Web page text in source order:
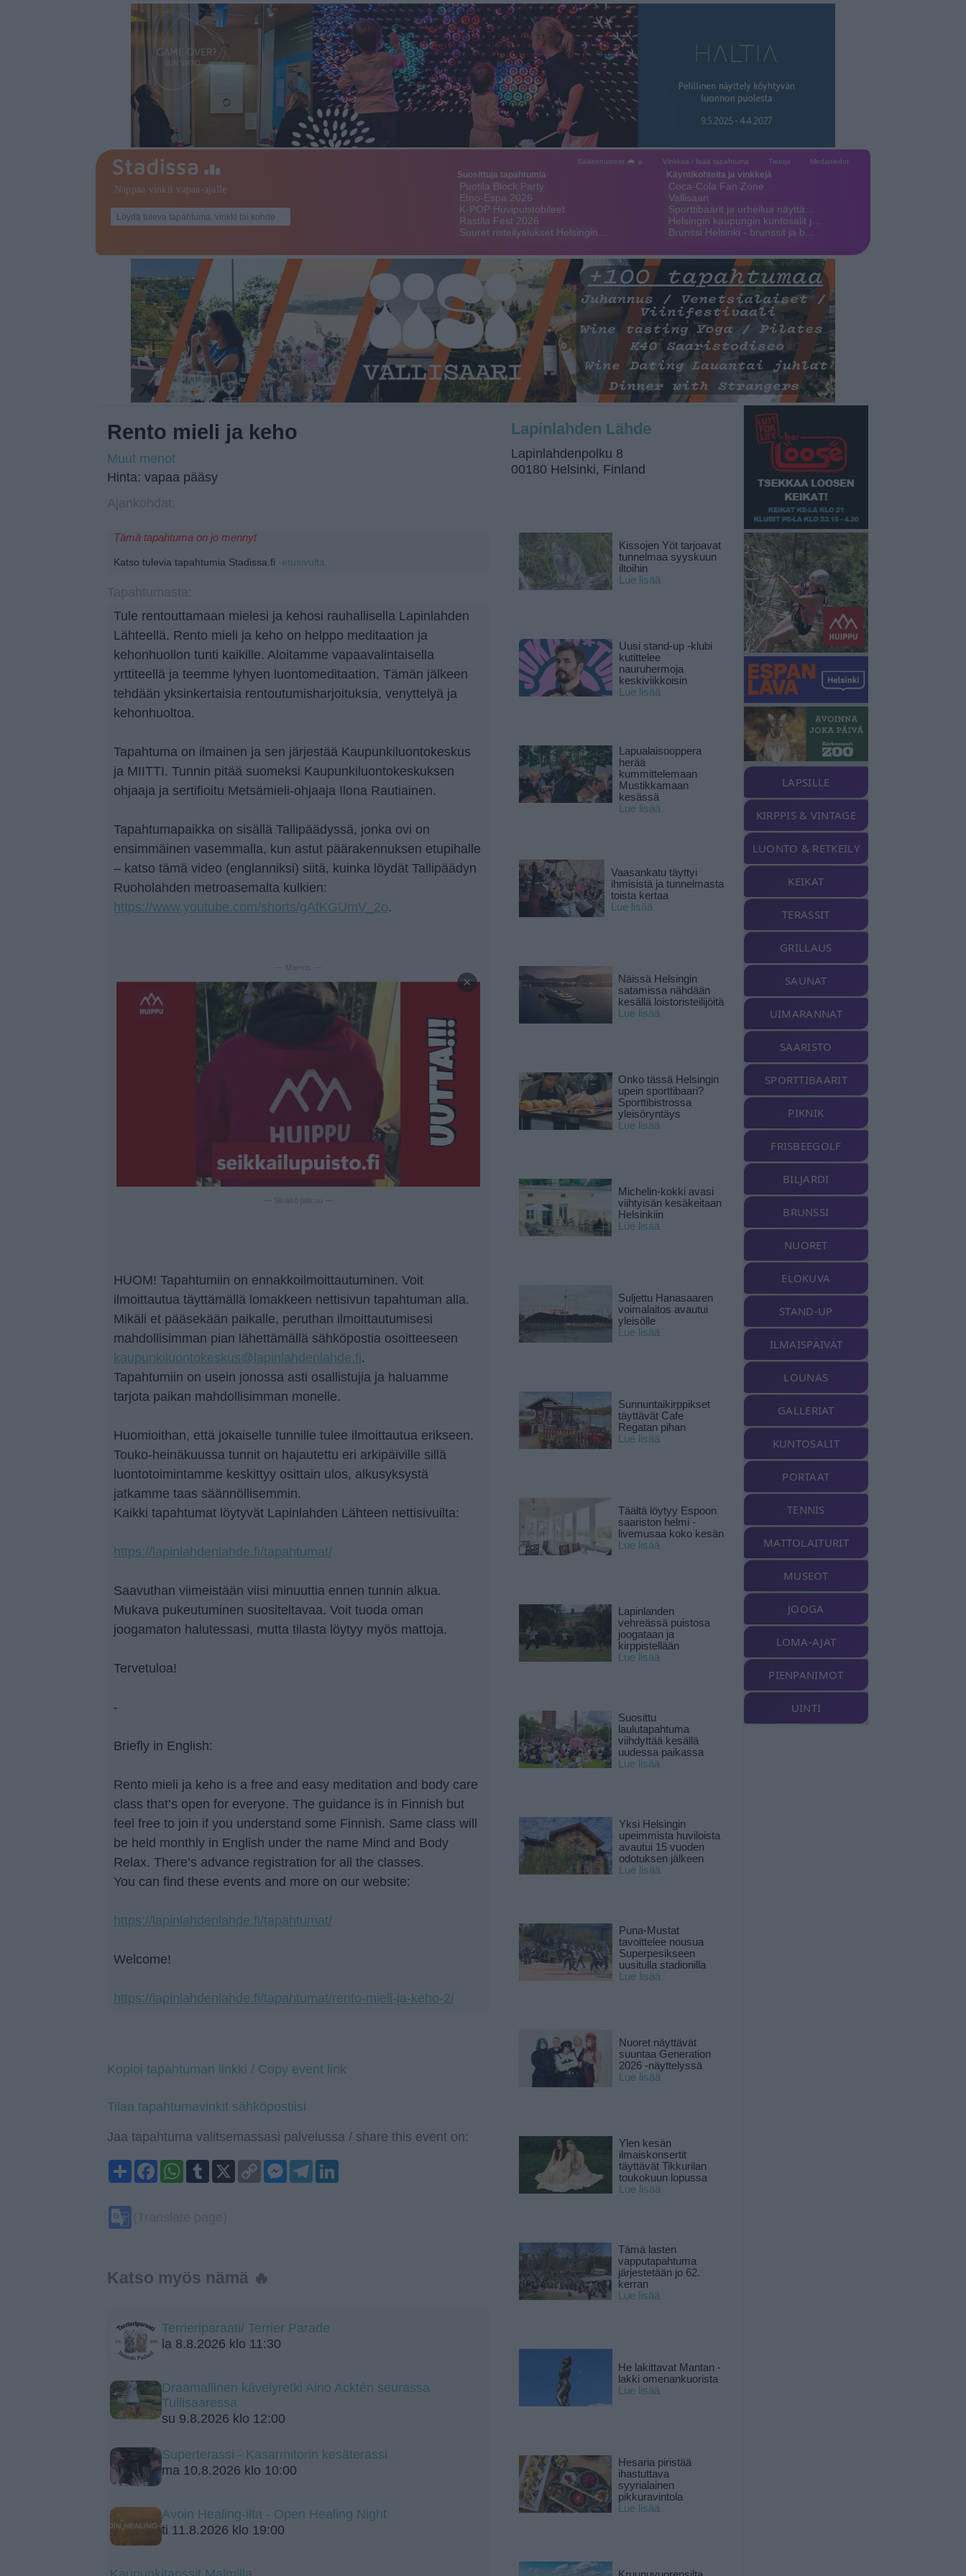
Sääennusteet 🌧 ☼ Vinkkaa / lisää tapahtuma Tietoja Mediatiedot
Suosittuja tapahtumia
Puotila Block Party
Etno-Espa 2026
K-POP Huvipuistobileet
Rastila Fest 2026
Suuret risteilyalukset Helsingin…
Käyntikohteita ja vinkkejä
Coca-Cola Fan Zone
Vallisaari
Sporttibaarit ja urheilua näyttä…
Helsingin kaupungin kuntosalit j…
Brunssi Helsinki - brunssit ja b…
Rento mieli ja keho
Muut menot
Hinta: vapaa pääsy
Tämä tapahtuma on jo mennyt
Katso tulevia tapahtumia Stadissa.fi -etusivulta.
Tule rentouttamaan mielesi ja kehosi rauhallisella Lapinlahden
Lähteellä. Rento mieli ja keho on helppo meditaation ja
kehonhuollon tunti kaikille. Aloitamme vapaavalintaisella
yrttiteellä ja teemme lyhyen luontomeditaation. Tämän jälkeen
tehdään yksinkertaisia rentoutumisharjoituksia, venyttelyä ja
kehonhuoltoa.
Tapahtuma on ilmainen ja sen järjestää Kaupunkiluontokeskus
ja MIITTI. Tunnin pitää suomeksi Kaupunkiluontokeskuksen
ohjaaja ja sertifioitu Metsämieli-ohjaaja Ilona Rautiainen.
Tapahtumapaikka on sisällä Tallipäädyssä, jonka ovi on
ensimmäinen vasemmalla, kun astut päärakennuksen etupihalle
– katso tämä video (englanniksi) siitä, kuinka löydät Tallipäädyn
Ruoholahden metroasemalta kulkien:
https://www.youtube.com/shorts/gAfKGUmV_2o.
— Mainos —
×
HUOM! Tapahtumiin on ennakkoilmoittautuminen. Voit
ilmoittautua täyttämällä lomakkeen nettisivun tapahtuman alla.
Mikäli et pääsekään paikalle, peruthan ilmoittautumisesi
mahdollisimman pian lähettämällä sähköpostia osoitteeseen
kaupunkiluontokeskus@lapinlahdenlahde.fi.
Tapahtumiin on usein jonossa asti osallistujia ja haluamme
tarjota paikan mahdollisimman monelle.
Huomioithan, että jokaiselle tunnille tulee ilmoittautua erikseen.
Touko-heinäkuussa tunnit on hajautettu eri arkipäiville sillä
luontotoimintamme keskittyy osittain ulos, alkusyksystä
jatkamme taas säännöllisemmin.
Kaikki tapahtumat löytyvät Lapinlahden Lähteen nettisivuilta:
https://lapinlahdenlahde.fi/tapahtumat/
Saavuthan viimeistään viisi minuuttia ennen tunnin alkua.
Mukava pukeutuminen suositeltavaa. Voit tuoda oman
joogamaton halutessasi, mutta tilasta löytyy myös mattoja.
Tervetuloa!
-
Briefly in English:
Rento mieli ja keho is a free and easy meditation and body care
class that’s open for everyone. The guidance is in Finnish but
feel free to join if you understand some Finnish. Same class will
be held monthly in English under the name Mind and Body
Relax. There’s advance registration for all the classes.
You can find these events and more on our website:
https://lapinlahdenlahde.fi/tapahtumat/
Welcome!
https://lapinlahdenlahde.fi/tapahtumat/rento-mieli-ja-keho-2/
Kopioi tapahtuman linkki / Copy event link
Tilaa tapahtumavinkit sähköpostiisi
Jaa tapahtuma valitsemassasi palvelussa / share this event on:
ShareFacebookWhatsApp
Tumblr
X
Copy
Link
Messenger
Telegram
Katso myös nämä 🔥
Terrieriparaati/ Terrier Parade
la 8.8.2026 klo 11:30
Draamallinen kävelyretki Aino Acktén seurassa
Tullisaaressa
su 9.8.2026 klo 12:00
Superterassi - Kasarmitorin kesäterassi
ma 10.8.2026 klo 10:00
Avoin Healing-ilta - Open Healing Night
ti 11.8.2026 klo 19:00
Lapinlahden Lähde
Lapinlahdenpolku 8
00180 Helsinki, Finland
Kissojen Yöt tarjoavat
tunnelmaa syyskuun
iltoihin
Lue lisää
Uusi stand-up -klubi
kutittelee
nauruhermoja
keskiviikkoisin
Lue lisää
Lapualaisooppera
herää
kummittelemaan
Mustikkamaan
kesässä
Lue lisää
Vaasankatu täyttyi
ihmisistä ja tunnelmasta
toista kertaa
Lue lisää
Näissä Helsingin
satamissa nähdään
kesällä loistoristeilijöitä
Lue lisää
Onko tässä Helsingin
upein sporttibaari?
Sporttibistrossa
yleisöryntäys
Lue lisää
Michelin-kokki avasi
viihtyisän kesäkeitaan
Helsinkiin
Lue lisää
Suljettu Hanasaaren
voimalaitos avautui
yleisölle
Lue lisää
Sunnuntaikirppikset
täyttävät Cafe
Regatan pihan
Lue lisää
Täältä löytyy Espoon
saariston helmi -
livemusaa koko kesän
Lue lisää
Lapinlanden
vehreässä puistosa
joogataan ja
kirppistellään
Lue lisää
Suosittu
laulutapahtuma
viihdyttää kesällä
uudessa paikassa
Lue lisää
Yksi Helsingin
upeimmista huviloista
avautui 15 vuoden
odotuksen jälkeen
Lue lisää
Puna-Mustat
tavoittelee nousua
Superpesikseen
uusitulla stadionilla
Lue lisää
Nuoret näyttävät
suuntaa Generation
2026 -näyttelyssä
Lue lisää
Ylen kesän
ilmaiskonsertit
täyttävät Tikkurilan
toukokuun lopussa
Lue lisää
Tämä lasten
vapputapahtuma
järjestetään jo 62.
kerran
Lue lisää
He lakittavat Mantan -
lakki omenankuorista
Lue lisää
Hesaria piristää
ihastuttava
syyrialainen
pikkuravintola
Lue lisää
LAPSILLE
KIRPPIS & VINTAGE
LUONTO & RETKEILY
KEIKAT
TERASSIT
GRILLAUS
SAUNAT
UIMARANNAT
SAARISTO
SPORTTIBAARIT
PIKNIK
FRISBEEGOLF
BILJARDI
BRUNSSI
NUORET
ELOKUVA
STAND-UP
ILMAISPÄIVÄT
LOUNAS
GALLERIAT
KUNTOSALIT
PORTAAT
TENNIS
MATTOLAITURIT
MUSEOT
JOOGA
LOMA-AJAT
PIENPANIMOT
UINTI